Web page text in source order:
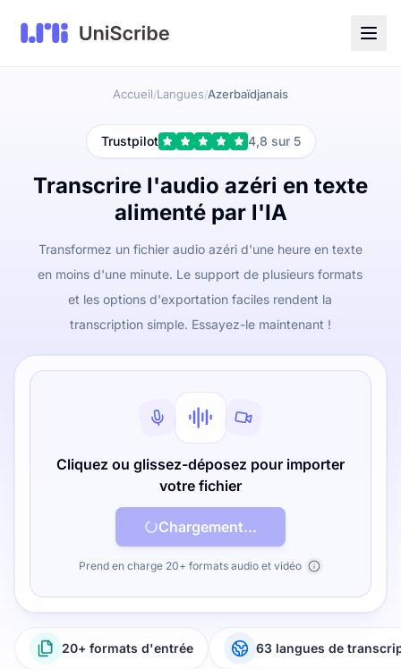
Accueil/Langues/Azerbaïdjanais
Trustpilot 4,8 sur 5
Transcrire l'audio azéri en texte
alimenté par l'IA
Transformez un fichier audio azéri d'une heure en texte
en moins d'une minute. Le support de plusieurs formats
et les options d'exportation faciles rendent la
transcription simple. Essayez-le maintenant !
Cliquez ou glissez-déposez pour importer
votre fichier
Chargement...
Prend en charge 20+ formats audio et vidéo
20+ formats d'entrée 63 langues de